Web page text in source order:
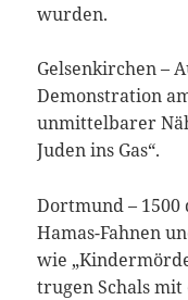
wurden.
Gelsenkirchen –
Demonstration
unmittelbarer
Juden ins Gas“.
Dortmund –
Hamas-Fahnen
wie
trugen Schals